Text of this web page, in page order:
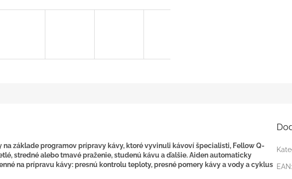
na základe programov prípravy kávy, ktoré vyvinuli kávoví špecialisti, Fellow Q-
stredné alebo tmavé praženie, studenú kávu a ďalšie. Aiden automaticky
na prípravu kávy: presnú kontrolu teploty, presné pomery kávy a vody a cyklus EAN: